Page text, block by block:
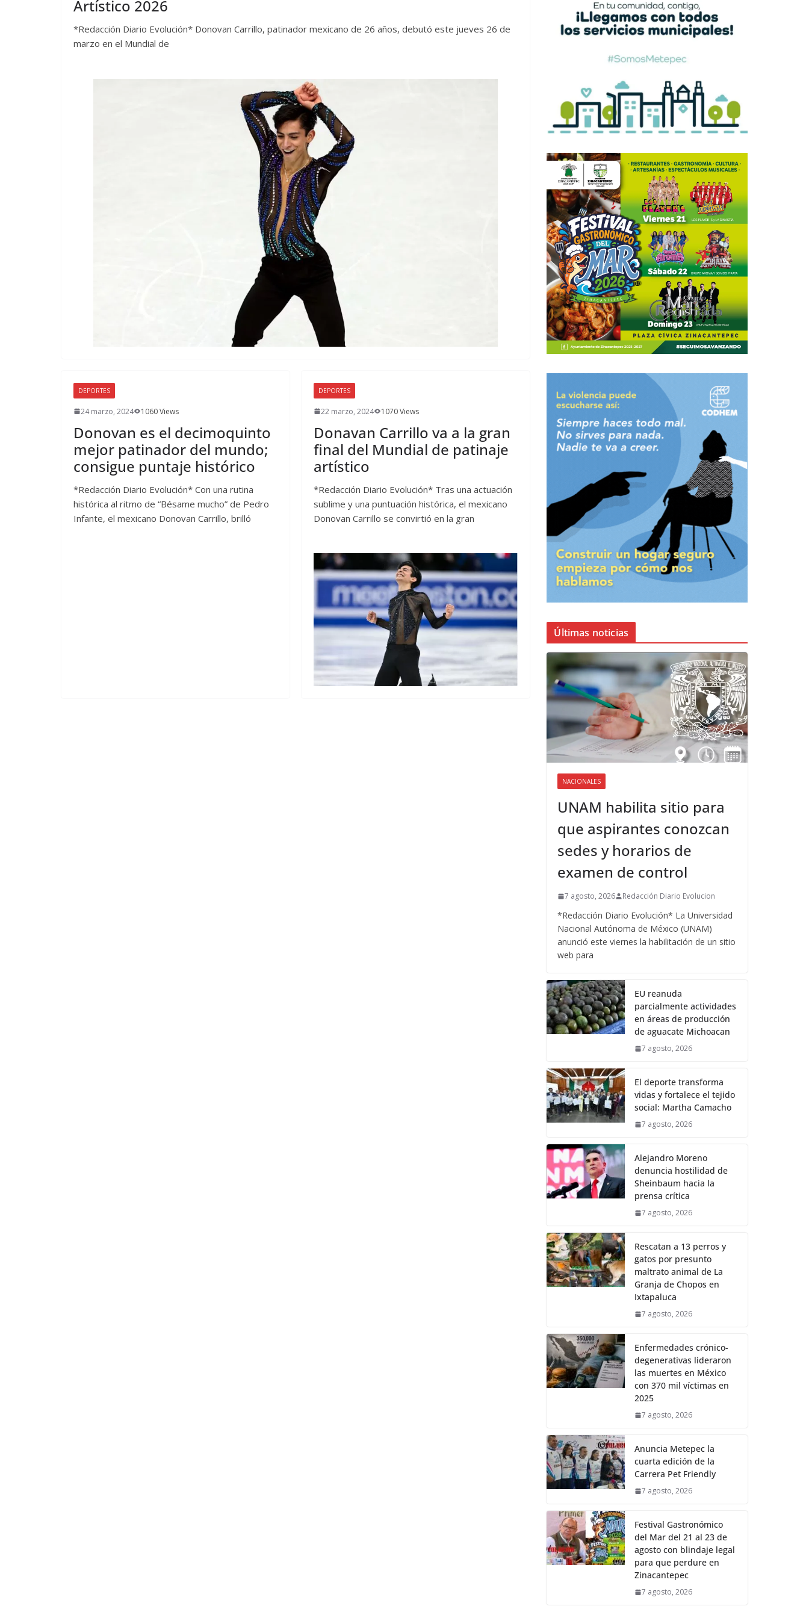
Artístico 2026
*Redacción Diario Evolución* Donovan Carrillo, patinador mexicano de 26 años, debutó este jueves 26 de
marzo en el Mundial de
DEPORTES
24 marzo, 2024 1060 Views
Donovan es el decimoquinto
mejor patinador del mundo;
consigue puntaje histórico
*Redacción Diario Evolución* Con una rutina
histórica al ritmo de “Bésame mucho” de Pedro
Infante, el mexicano Donovan Carrillo, brilló
DEPORTES
22 marzo, 2024 1070 Views
Donavan Carrillo va a la gran
final del Mundial de patinaje
artístico
*Redacción Diario Evolución* Tras una actuación
sublime y una puntuación histórica, el mexicano
Donovan Carrillo se convirtió en la gran
Últimas noticias
NACIONALES
UNAM habilita sitio para
que aspirantes conozcan
sedes y horarios de
examen de control
7 agosto, 2026 Redacción Diario Evolucion
*Redacción Diario Evolución* La Universidad
Nacional Autónoma de México (UNAM)
anunció este viernes la habilitación de un sitio
web para
EU reanuda
parcialmente actividades
en áreas de producción
de aguacate Michoacan
7 agosto, 2026
El deporte transforma
vidas y fortalece el tejido
social: Martha Camacho
7 agosto, 2026
Alejandro Moreno
denuncia hostilidad de
Sheinbaum hacia la
prensa crítica
7 agosto, 2026
Rescatan a 13 perros y
gatos por presunto
maltrato animal de La
Granja de Chopos en
Ixtapaluca
7 agosto, 2026
Enfermedades crónico-
degenerativas lideraron
las muertes en México
con 370 mil víctimas en
2025
7 agosto, 2026
Anuncia Metepec la
cuarta edición de la
Carrera Pet Friendly
7 agosto, 2026
Festival Gastronómico
del Mar del 21 al 23 de
agosto con blindaje legal
para que perdure en
Zinacantepec
7 agosto, 2026